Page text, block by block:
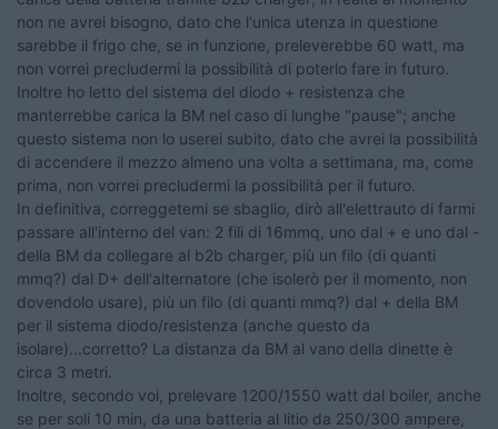
non ne avrei bisogno, dato che l'unica utenza in questione
sarebbe il frigo che, se in funzione, preleverebbe 60 watt, ma
non vorrei precludermi la possibilità di poterlo fare in futuro.
Inoltre ho letto del sistema del diodo + resistenza che
manterrebbe carica la BM nel caso di lunghe "pause"; anche
questo sistema non lo userei subito, dato che avrei la possibilità
di accendere il mezzo almeno una volta a settimana, ma, come
prima, non vorrei precludermi la possibilità per il futuro.
In definitiva, correggetemi se sbaglio, dirò all'elettrauto di farmi
passare all'interno del van: 2 fili di 16mmq, uno dal + e uno dal -
della BM da collegare al b2b charger, più un filo (di quanti
mmq?) dal D+ dell'alternatore (che isolerò per il momento, non
dovendolo usare), più un filo (di quanti mmq?) dal + della BM
per il sistema diodo/resistenza (anche questo da
isolare)...corretto? La distanza da BM al vano della dinette è
circa 3 metri.
Inoltre, secondo voi, prelevare 1200/1550 watt dal boiler, anche
se per soli 10 min, da una batteria al litio da 250/300 ampere,